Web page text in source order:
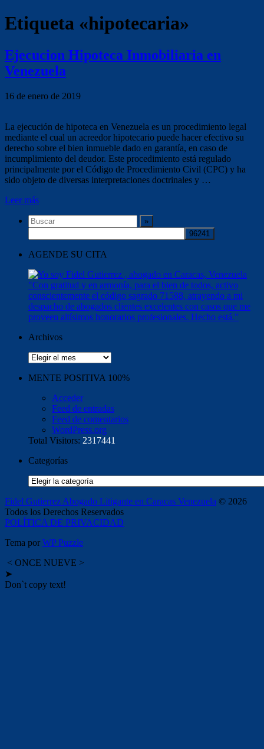
Etiqueta «hipotecaria»
Ejecucion Hipoteca Inmobiliaria en
Venezuela
16 de enero de 2019
La ejecución de hipoteca en Venezuela es un procedimiento legal
mediante el cual un acreedor hipotecario puede hacer efectivo su
derecho sobre el bien inmueble dado en garantía, en caso de
incumplimiento del deudor. Este procedimiento está regulado
principalmente por el Código de Procedimiento Civil (CPC) y ha
sido objeto de diversas interpretaciones doctrinales y …
Leer más
AGENDE SU CITA
Archivos
Archivos
MENTE POSITIVA 100%
Acceder
Feed de entradas
Feed de comentarios
WordPress.org
Total Visitors: 2317441
Categorías
Categorías
Fidel Gutierrez Abogado Litigante en Caracas Venezuela © 2026
Todos los Derechos Reservados
POLÍTICA DE PRIVACIDAD
Tema por WP Puzzle
< ONCE NUEVE >
➤
Don`t copy text!